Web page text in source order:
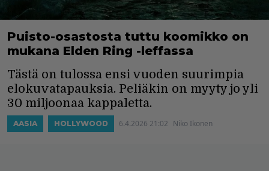
Puisto-osastosta tuttu koomikko on
mukana Elden Ring -leffassa
Tästä on tulossa ensi vuoden suurimpia
elokuvatapauksia. Peliäkin on myyty jo yli
30 miljoonaa kappaletta.
AASIA HOLLYWOOD 6.4.2026 21:02 Niko Ikonen